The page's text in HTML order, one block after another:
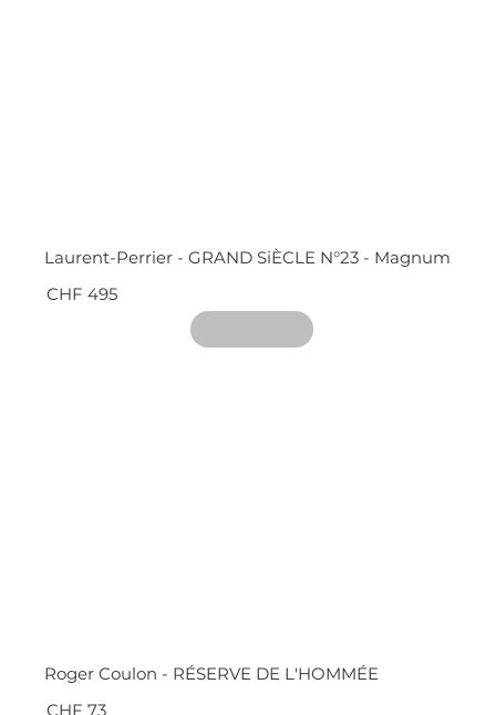
Laurent-Perrier - GRAND SiÈCLE N°23 - Magnum
CHF 495
Roger Coulon - RÉSERVE DE L'HOMMÉE
CHF 73